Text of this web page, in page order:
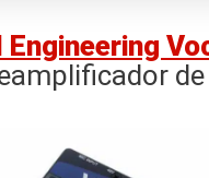
Engineering